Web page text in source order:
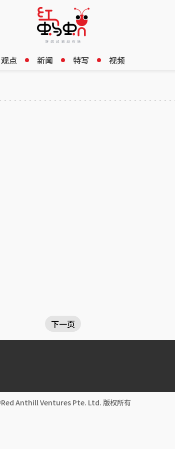
观点 新闻 特写 视频
下一页
Red Anthill Ventures Pte. Ltd. 版权所有